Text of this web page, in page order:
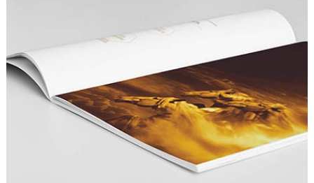
务于是我们生活活动以及商务活动的方方面面。如果在校学生
对自身优势有足够的了解，可以自我引导往画册这个专业作突
破。任何行业都有低水平的